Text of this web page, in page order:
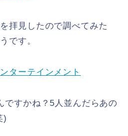
拝見したので調べてみた
です。
ターテインメント
ですかね？5人並んだらあの
)